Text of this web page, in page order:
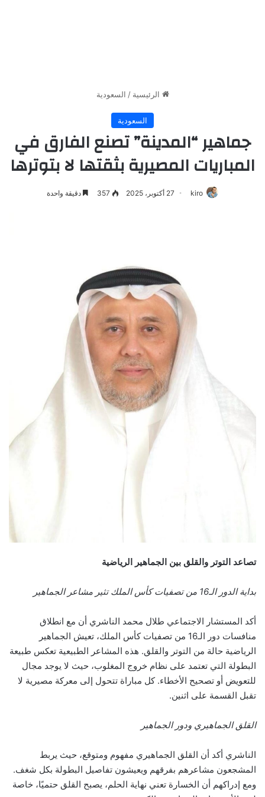
الرئيسية / السعودية
السعودية
جماهير “المدينة” تصنع الفارق في
المباريات المصيرية بثقتها لا بتوترها
kiro 27 أكتوبر، 2025 357 دقيقة واحدة
تصاعد التوتر والقلق بين الجماهير الرياضية
بداية الدور الـ16 من تصفيات كأس الملك تثير مشاعر الجماهير
أكد المستشار الاجتماعي طلال محمد الناشري أن مع انطلاق
منافسات دور الـ16 من تصفيات كأس الملك، تعيش الجماهير
الرياضية حالة من التوتر والقلق. هذه المشاعر الطبيعية تعكس طبيعة
البطولة التي تعتمد على نظام خروج المغلوب، حيث لا يوجد مجال
للتعويض أو تصحيح الأخطاء. كل مباراة تتحول إلى معركة مصيرية لا
تقبل القسمة على اثنين.
القلق الجماهيري ودور الجماهير
الناشري أكد أن القلق الجماهيري مفهوم ومتوقع، حيث يربط
المشجعون مشاعرهم بفرقهم ويعيشون تفاصيل البطولة بكل شغف.
ومع إدراكهم أن الخسارة تعني نهاية الحلم، يصبح القلق حتميًا، خاصة